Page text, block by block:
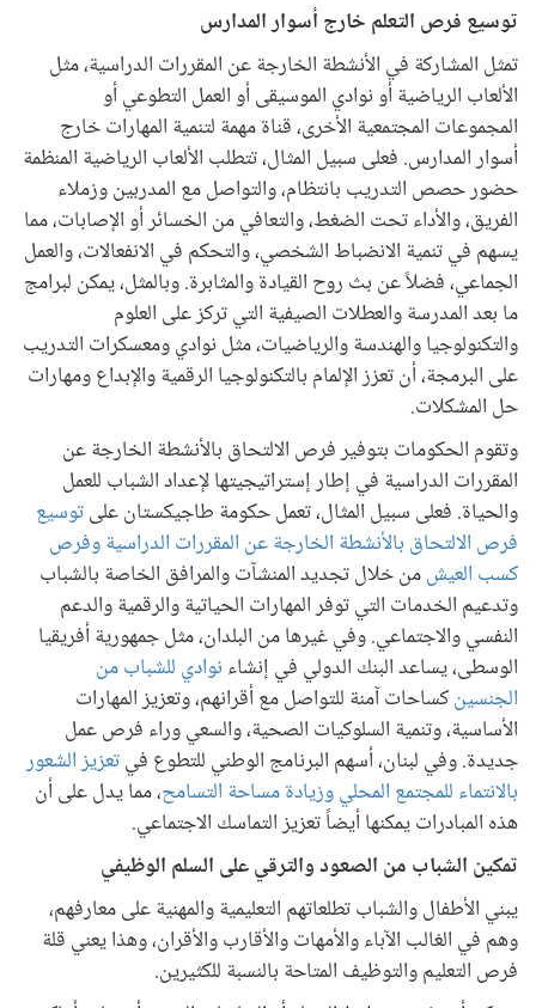
توسيع فرص التعلم خارج أسوار المدارس
تمثل المشاركة في الأنشطة الخارجة عن المقررات الدراسية، مثل
الألعاب الرياضية أو نوادي الموسيقى أو العمل التطوعي أو
المجموعات المجتمعية الأخرى، قناة مهمة لتنمية المهارات خارج
أسوار المدارس. فعلى سبيل المثال، تتطلب الألعاب الرياضية المنظمة
حضور حصص التدريب بانتظام، والتواصل مع المدربين وزملاء
الفريق، والأداء تحت الضغط، والتعافي من الخسائر أو الإصابات، مما
يسهم في تنمية الانضباط الشخصي، والتحكم في الانفعالات، والعمل
الجماعي، فضلاً عن بث روح القيادة والمثابرة. وبالمثل، يمكن لبرامج
ما بعد المدرسة والعطلات الصيفية التي تركز على العلوم
والتكنولوجيا والهندسة والرياضيات، مثل نوادي ومعسكرات التدريب
على البرمجة، أن تعزز الإلمام بالتكنولوجيا الرقمية والإبداع ومهارات
حل المشكلات.
وتقوم الحكومات بتوفير فرص الالتحاق بالأنشطة الخارجة عن
المقررات الدراسية في إطار إستراتيجيتها لإعداد الشباب للعمل
والحياة. فعلى سبيل المثال، تعمل حكومة طاجيكستان علىتوسيع
فرص الالتحاق بالأنشطة الخارجة عن المقررات الدراسية وفرص
كسب العيشمن خلال تجديد المنشآت والمرافق الخاصة بالشباب
وتدعيم الخدمات التي توفر المهارات الحياتية والرقمية والدعم
النفسي والاجتماعي. وفي غيرها من البلدان، مثل جمهورية أفريقيا
الوسطى، يساعد البنك الدولي في إنشاء نوادي للشباب من
الجنسينكساحات آمنة للتواصل مع أقرانهم، وتعزيز المهارات
الأساسية، وتنمية السلوكيات الصحية، والسعي وراء فرص عمل
جديدة. وفي لبنان، أسهم البرنامج الوطني للتطوع فيتعزيز الشعور
بالانتماء للمجتمع المحلي وزيادة مساحة التسامح، مما يدل على أن
هذه المبادرات يمكنها أيضاً تعزيز التماسك الاجتماعي.
تمكين الشباب من الصعود والترقي على السلم الوظيفي
يبني الأطفال والشباب تطلعاتهم التعليمية والمهنية على معارفهم،
وهم في الغالب الآباء والأمهات والأقارب والأقران، وهذا يعني قلة
فرص التعليم والتوظيف المتاحة بالنسبة للكثيرين.